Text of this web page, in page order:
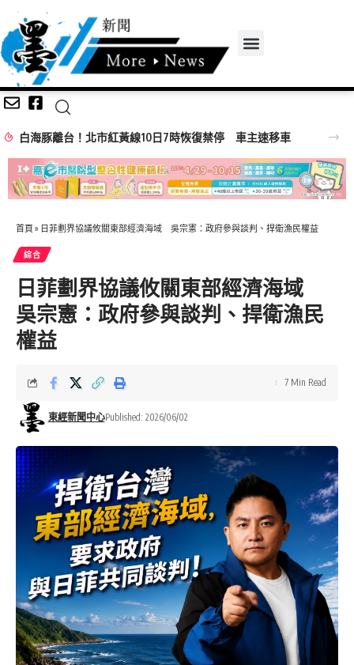
白海豚離台！北市紅黃線10日7時恢復禁停 車主速移車
首頁 » 日菲劃界協議攸關東部經濟海域 吳宗憲：政府參與談判、捍衛漁民權益
綜合
日菲劃界協議攸關東部經濟海域
吳宗憲：政府參與談判、捍衛漁民
權益
東經新聞中心Published: 2026/06/02
7 Min Read